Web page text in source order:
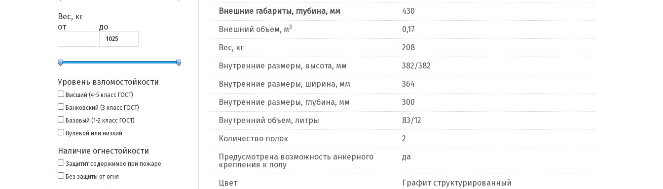
Вес, кг
от
до
Уровень взломостойкости
Высший (4-5 класс ГОСТ)
Банковский (3 класс ГОСТ)
Базовый (1-2 класс ГОСТ)
Нулевой или низкий
Наличие огнестойкости
Защитит содержимое при пожаре
Без защиты от огня
Внешние габариты, глубина, мм
430
Внешний объем, м3
0,17
Вес, кг
208
Внутренние размеры, высота, мм
382/382
Внутренние размеры, ширина, мм
364
Внутренние размеры, глубина, мм
300
Внутренний объем, литры
83/12
Количество полок
2
Предусмотрена возможность анкерного
крепления к полу
да
Цвет
Графит структурированный